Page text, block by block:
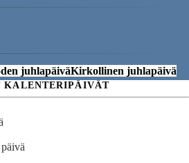
juhlapäiväKirkollinen juhlapäivä
KALENTERIPÄIVÄT